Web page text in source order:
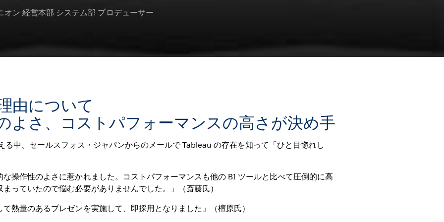
オン 経営本部 システム部 プロデューサー
由について
よさ、コストパフォーマンスの高さが決め手
る中、セールスフォス・ジャパンからのメールで Tableau の存在を知って「ひと目惚れし
操作性のよさに惹かれました。コストパフォーマンスも他の BI ツールと比べて圧倒的に高
っていたので悩む必要がありませんでした。」（斎藤氏）
熱量のあるプレゼンを実施して、即採用となりました」（檀原氏）